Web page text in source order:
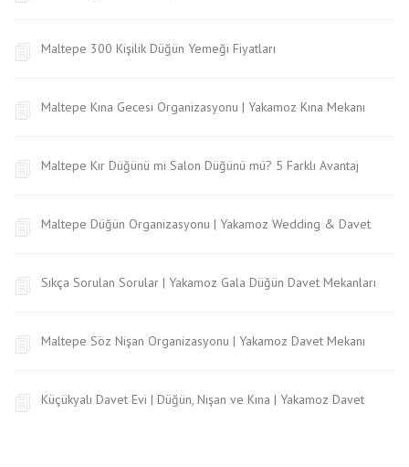
Maltepe 300 Kişilik Düğün Yemeği Fiyatları
Maltepe Kına Gecesi Organizasyonu | Yakamoz Kına Mekanı
Maltepe Kır Düğünü mi Salon Düğünü mü? 5 Farklı Avantaj
Maltepe Düğün Organizasyonu | Yakamoz Wedding & Davet
Sıkça Sorulan Sorular | Yakamoz Gala Düğün Davet Mekanları
Maltepe Söz Nişan Organizasyonu | Yakamoz Davet Mekanı
Küçükyalı Davet Evi | Düğün, Nişan ve Kına | Yakamoz Davet